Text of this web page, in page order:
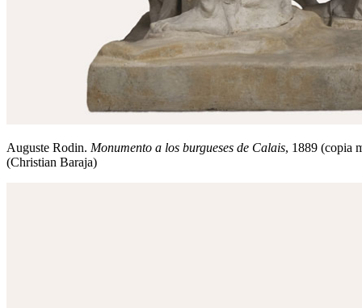
Auguste Rodin. Monumento a los burgueses de Calais, 1889 (copia
(Christian Baraja)